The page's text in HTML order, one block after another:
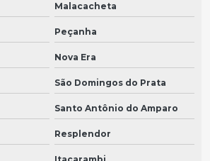
Malacacheta
Peçanha
Nova Era
São Domingos do Prata
Santo Antônio do Amparo
Resplendor